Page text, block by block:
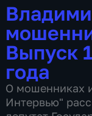
Выпуск
года
О мошенниках
Интервью"